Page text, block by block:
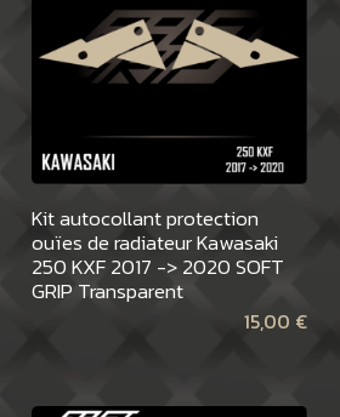
Kit autocollant protection
ouïes de radiateur Kawasaki
250 KXF 2017 -> 2020 SOFT
GRIP Transparent
15,00 €